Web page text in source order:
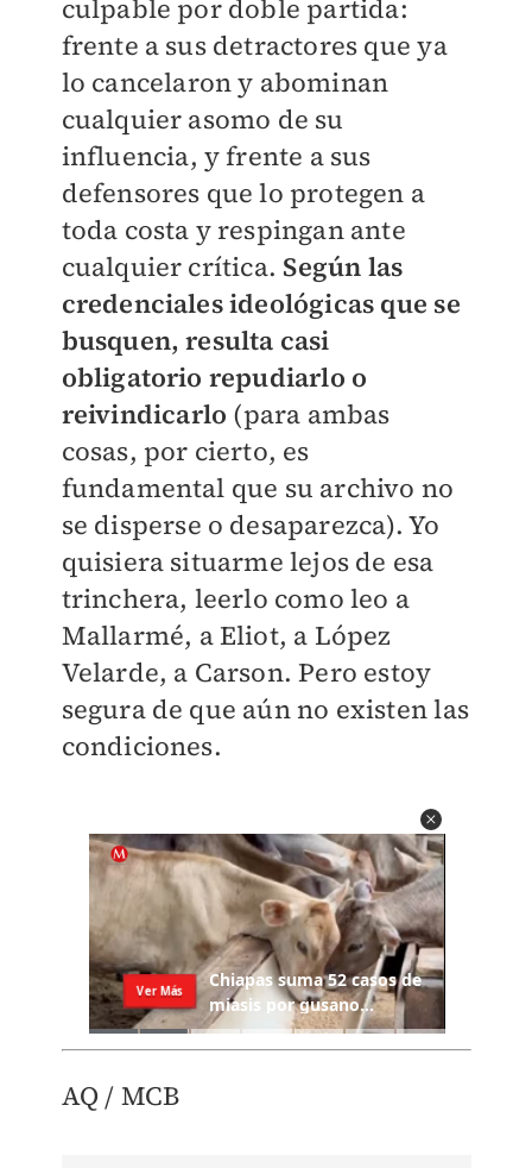
culpable por doble partida:
frente a sus detractores que ya
lo cancelaron y abominan
cualquier asomo de su
influencia, y frente a sus
defensores que lo protegen a
toda costa y respingan ante
cualquier crítica. Según las
credenciales ideológicas que se
busquen, resulta casi
obligatorio repudiarlo o
reivindicarlo (para ambas
cosas, por cierto, es
fundamental que su archivo no
se disperse o desaparezca). Yo
quisiera situarme lejos de esa
trinchera, leerlo como leo a
Mallarmé, a Eliot, a López
Velarde, a Carson. Pero estoy
segura de que aún no existen las
condiciones.
AQ / MCB